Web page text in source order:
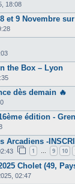
18:08
et 9 Novembre
the Box – Lyon
dès demain 🔥
édition -
Arcadiens -
1 … 9 10
Cholet (49,
02:47